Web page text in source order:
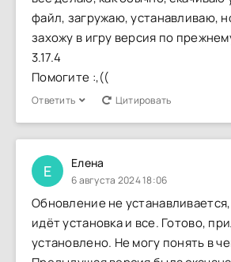
файл, загружаю, устанавливаю,
захожу в игру версия по
3.17.4
Помогите :,((
Ответить Цитировать
Е Елена
6 августа 2024 18:06
Обновление не устанавливается,
идёт установка и все. Готово,
установлено. Не могу понять в